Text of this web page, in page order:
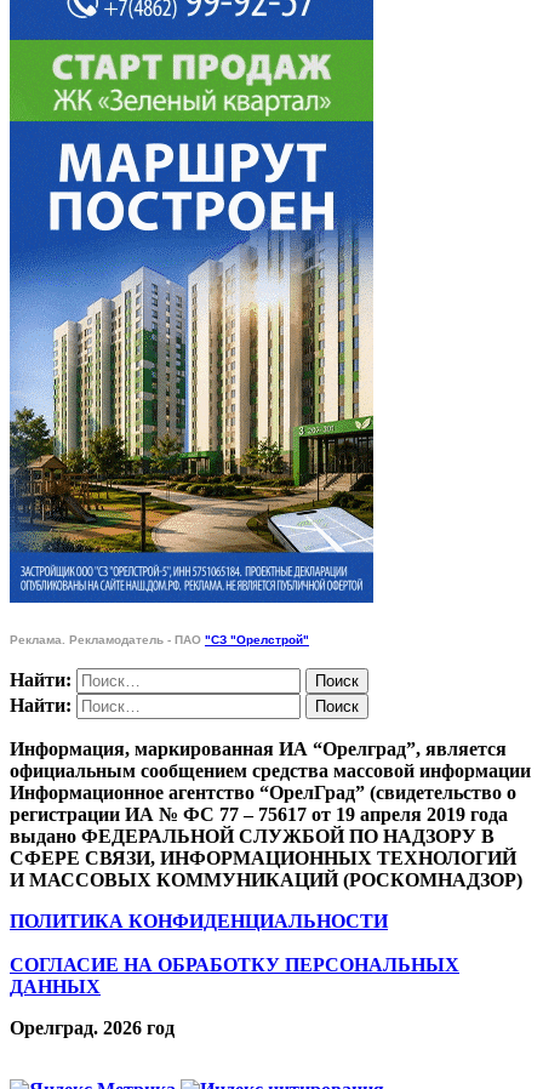
Реклама. Рекламодатель - ПАО "СЗ "Орелстрой"
Найти:
Найти:
Информация, маркированная ИА “Орелград”, является
официальным сообщением средства массовой информации
Информационное агентство “ОрелГрад” (свидетельство о
регистрации ИА № ФС 77 – 75617 от 19 апреля 2019 года
выдано ФЕДЕРАЛЬНОЙ СЛУЖБОЙ ПО НАДЗОРУ В
СФЕРЕ СВЯЗИ, ИНФОРМАЦИОННЫХ ТЕХНОЛОГИЙ
И МАССОВЫХ КОММУНИКАЦИЙ (РОСКОМНАДЗОР)
ПОЛИТИКА КОНФИДЕНЦИАЛЬНОСТИ
СОГЛАСИЕ НА ОБРАБОТКУ ПЕРСОНАЛЬНЫХ
ДАННЫХ
Орелград. 2026 год